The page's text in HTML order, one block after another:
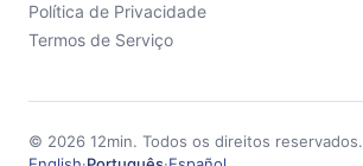
Política de Privacidade
Termos de Serviço
© 2026 12min. Todos os direitos reservados.